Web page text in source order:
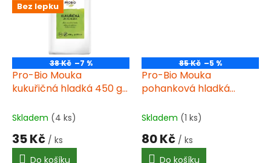
Bez lepku
38 Kč –7 %
Pro-Bio Mouka
kukuřičná hladká 450 g
Skladem (4 ks)
35 Kč / ks
Do košíku
85 Kč –5 %
Pro-Bio Mouka
pohanková hladká
Skladem (1 ks)
80 Kč / ks
Do košíku